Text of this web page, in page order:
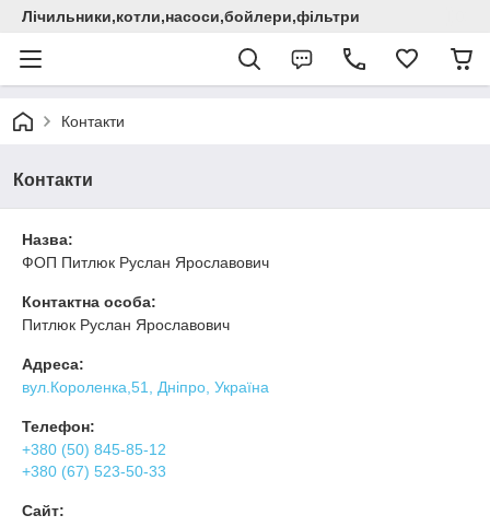
Лічильники,котли,насоси,бойлери,фільтри
Контакти
Контакти
Назва:
ФОП Питлюк Руслан Ярославович
Контактна особа:
Питлюк Руслан Ярославович
Адреса:
вул.Короленка,51, Дніпро, Україна
Телефон:
+380 (50) 845-85-12
+380 (67) 523-50-33
Сайт: